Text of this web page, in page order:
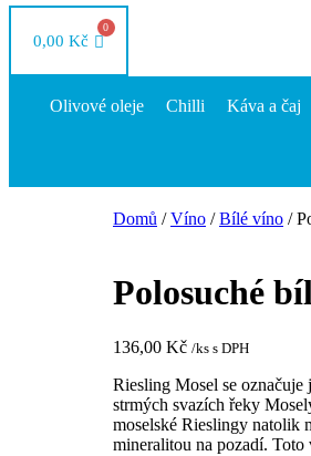
0,00 Kč
Olivové oleje Chilli Káva a čaj
Domů /Víno /Bílé víno /
Polosuché
136,00 Kč /ks s DPH
Riesling Mosel se
strmých svazích řeky
moselské Rieslingy natolik
mineralitou na pozadí. Toto